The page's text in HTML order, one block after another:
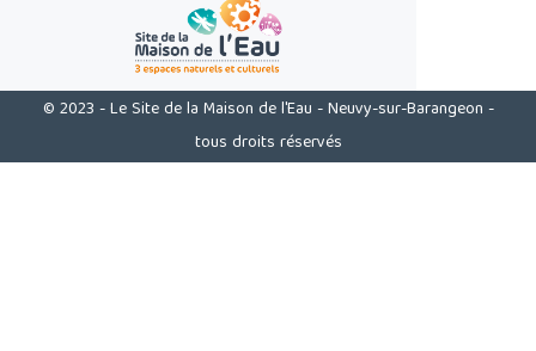
© 2023 - Le Site de la Maison de l'Eau - Neuvy-sur-Barangeon -
tous droits réservés